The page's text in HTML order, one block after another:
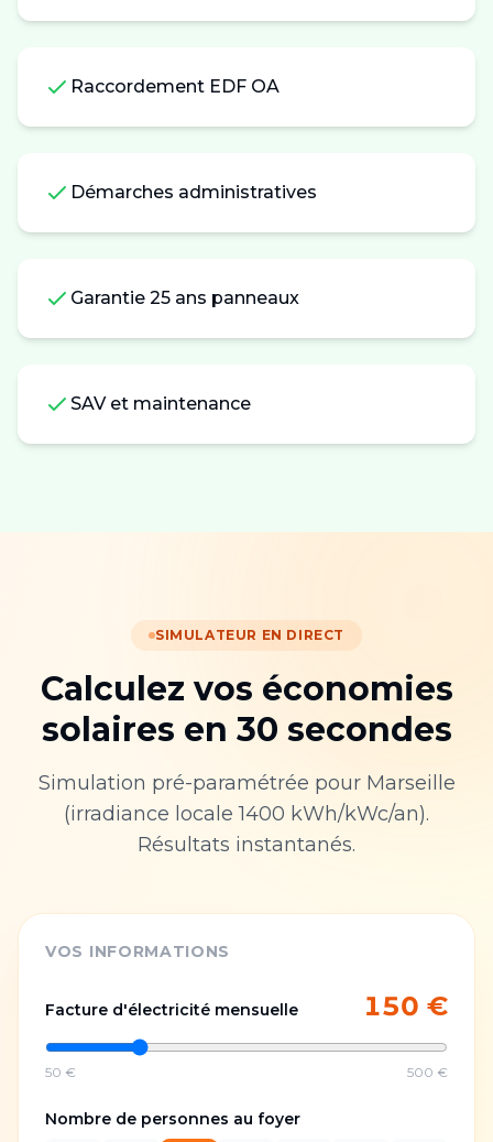
Raccordement EDF OA
Démarches administratives
Garantie 25 ans panneaux
SAV et maintenance
SIMULATEUR EN DIRECT
Calculez vos économies
solaires en 30 secondes
Simulation pré-paramétrée pour Marseille
(irradiance locale1400 kWh/kWc/an).
Résultats instantanés.
VOS INFORMATIONS
Facture d'électricité mensuelle 150 €
50 € 500 €
Nombre de personnes au foyer